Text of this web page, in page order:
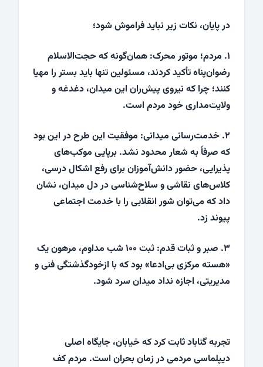
در پایان، نکات زیر نباید فراموش شود؛
۱. مردم؛ موتور محرک: همان‌گونه که حجت‌الاسلام
رضوان‌پناه تأکید کردند، مسئولین تنها باید بستر را مهیا
کنند؛ چرا که نیروی پیش‌ران این میدان، دغدغه و
ولایت‌مداری خود مردم است.
۲. خدمت‌رسانی میدانی: موفقیت این طرح در این بود
که صرفاً به شعار محدود نشد. برپایی موکب‌های
پذیرایی، حضور دانش‌آموزان برای رفع اشکال درسی،
کلاس‌های نقاشی و سلاح‌شناسی در دل میدان، نشان
داد که می‌توان شور انقلابی را با خدمت اجتماعی
پیوند زد.
۳. صبر و ثبات قدم: ثبت ۱۰۰ شب مداوم، مرهون یک
«هسته مرکزی بی‌ادعا» بود که با ازخودگذشتگی فنی و
مدیریتی، اجازه نداد میدان سرد شود.
تجربه گناباد ثابت کرد که خیابان، جایگاه اصلی
دیپلماسی مردمی در زمان بحران است. مردم کف